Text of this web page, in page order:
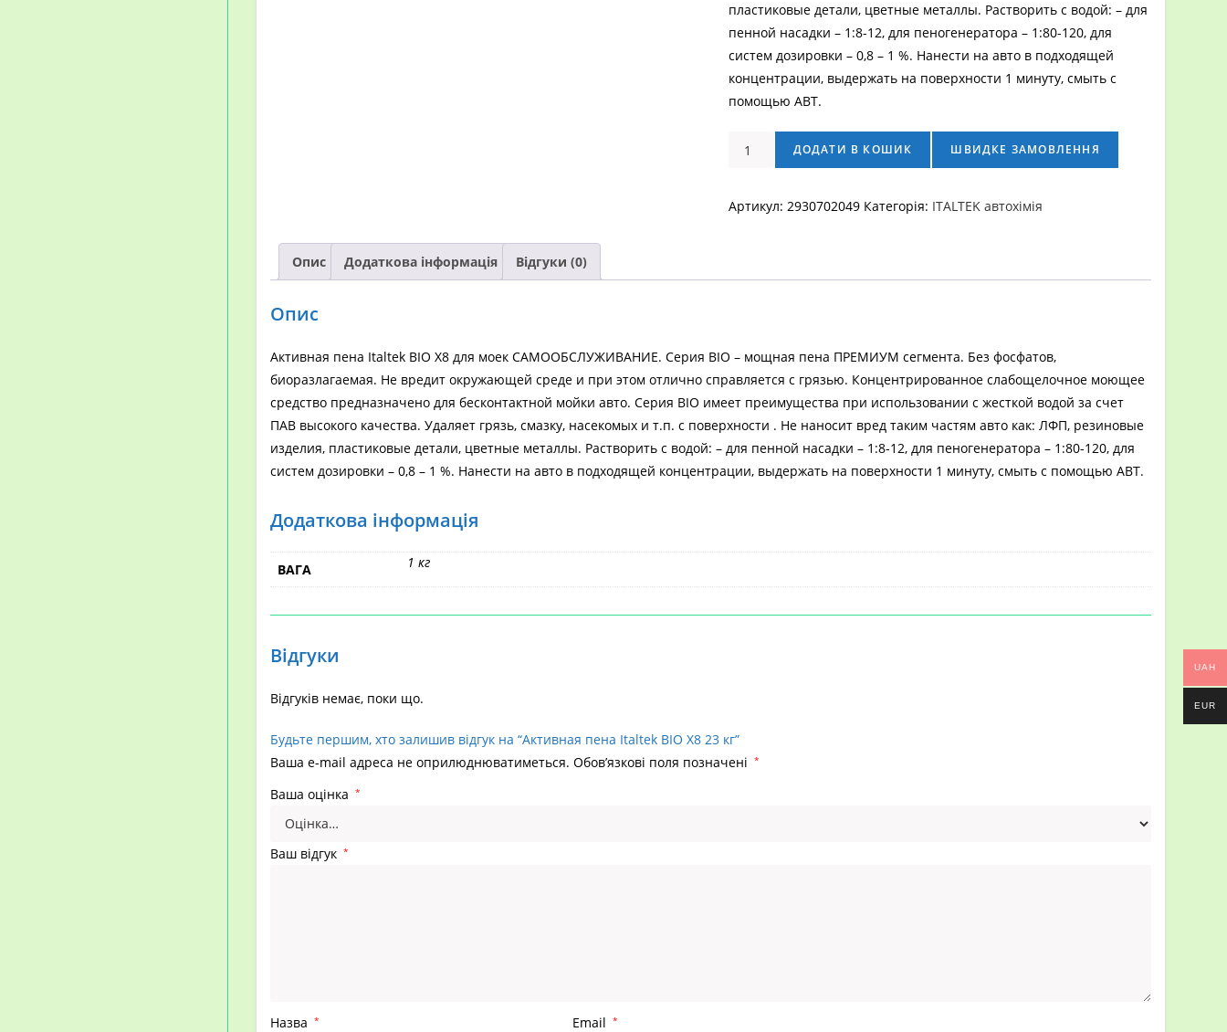
пластиковые детали, цветные металлы. Растворить с водой: – для
пенной насадки – 1:8-12, для пеногенератора – 1:80-120, для
систем дозировки – 0,8 – 1 %. Нанести на авто в подходящей
концентрации, выдержать на поверхности 1 минуту, смыть с
помощью АВТ.
Активная
BIO
кг
ДОДАТИ В КОШИК ШВИДКЕ ЗАМОВЛЕННЯ
Артикул: 2930702049 Категорія: ITALTEK автохімія
Опис Додаткова інформація Відгуки (0)
Опис
Активная пена Italtek BIO X8 для моек САМООБСЛУЖИВАНИЕ. Серия BIO – мощная пена ПРЕМИУМ сегмента. Без фосфатов,
биоразлагаемая. Не вредит окружающей среде и при этом отлично справляется с грязью. Концентрированное слабощелочное моющее
средство предназначено для бесконтактной мойки авто. Серия BIO имеет преимущества при использовании с жесткой водой за счет
ПАВ высокого качества. Удаляет грязь, смазку, насекомых и т.п. с поверхности . Не наносит вред таким частям авто как: ЛФП, резиновые
изделия, пластиковые детали, цветные металлы. Растворить с водой: – для пенной насадки – 1:8-12, для пеногенератора – 1:80-120, для
систем дозировки – 0,8 – 1 %. Нанести на авто в подходящей концентрации, выдержать на поверхности 1 минуту, смыть с помощью АВТ.
Додаткова інформація
ВАГА 1 кг
Відгуки
Відгуків немає, поки що.
Будьте першим, хто залишив відгук на “Активная пена Italtek BIO X8 23 кг”
Ваша e-mail адреса не оприлюднюватиметься. Обов’язкові поля позначені *
Ваша оцінка *
Ваш відгук *
Назва * Email *
UAH
EUR